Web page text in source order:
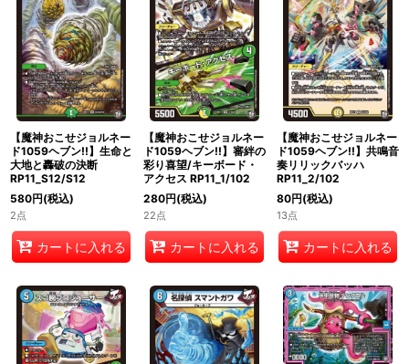
【魔神おこせジョルネー
ド1059ヘブン!!】生命と
大地と轟破の決断
RP11_S12/S12
580円(税込)
2点
カートに入れる
【魔神おこせジョルネー
ド1059ヘブン!!】審絆の
彩り喜望/キーボード・
アクセス RP11_1/102
280円(税込)
22点
カートに入れる
【魔神おこせジョルネー
ド1059ヘブン!!】共鳴音
奏リリックバッハ
RP11_2/102
80円(税込)
13点
カートに入れる